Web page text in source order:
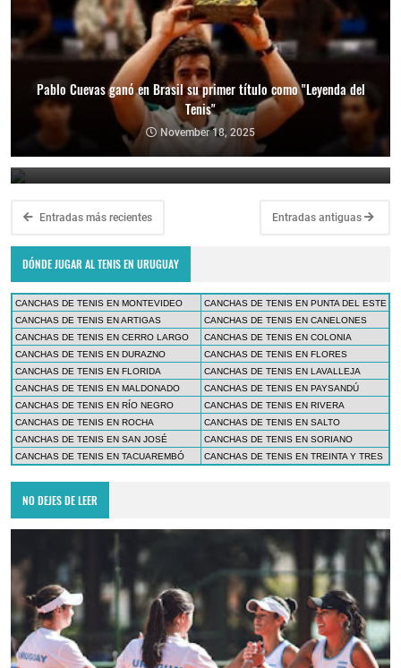
Pablo Cuevas ganó en Brasil su primer título como "Leyenda del
Tenis"
November 18, 2025
Copa Davis 2024: Uruguay enfrentará a Bolivia como visitante por
el Grupo Mundial II
February 10, 2024
Entradas más recientes Entradas antiguas
DÓNDE JUGAR AL TENIS EN URUGUAY
CANCHAS DE TENIS EN MONTEVIDEO
CANCHAS DE TENIS EN PUNTA DEL ESTE
CANCHAS DE TENIS EN ARTIGAS
CANCHAS DE TENIS EN CANELONES
CANCHAS DE TENIS EN CERRO LARGO
CANCHAS DE TENIS EN COLONIA
CANCHAS DE TENIS EN DURAZNO
CANCHAS DE TENIS EN FLORES
CANCHAS DE TENIS EN FLORIDA
CANCHAS DE TENIS EN LAVALLEJA
CANCHAS DE TENIS EN MALDONADO
CANCHAS DE TENIS EN PAYSANDÚ
CANCHAS DE TENIS EN RÍO NEGRO
CANCHAS DE TENIS EN RIVERA
CANCHAS DE TENIS EN ROCHA
CANCHAS DE TENIS EN SALTO
CANCHAS DE TENIS EN SAN JOSÉ
CANCHAS DE TENIS EN SORIANO
CANCHAS DE TENIS EN TACUAREMBÓ
CANCHAS DE TENIS EN TREINTA Y TRES
NO DEJES DE LEER